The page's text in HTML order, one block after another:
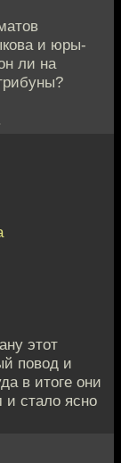
и юры-
ли на
этот
повод и
в итоге они
и стало ясно